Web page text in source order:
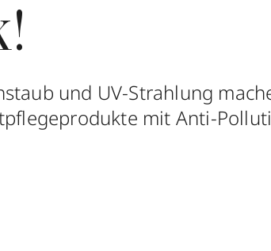
und UV-Strahlung
mit Anti-